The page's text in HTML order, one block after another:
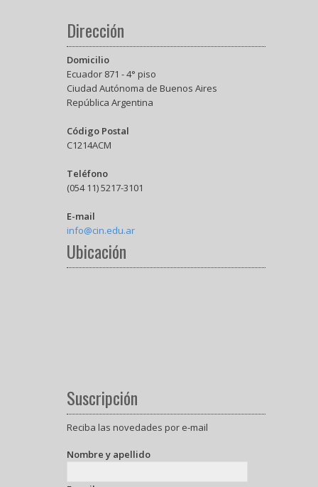
Dirección
Domicilio
Ecuador 871 - 4° piso
Ciudad Autónoma de Buenos Aires
República Argentina
Código Postal
C1214ACM
Teléfono
(054 11) 5217-3101
E-mail
info@cin.edu.ar
Ubicación
Suscripción
Reciba las novedades por e-mail
Nombre y apellido